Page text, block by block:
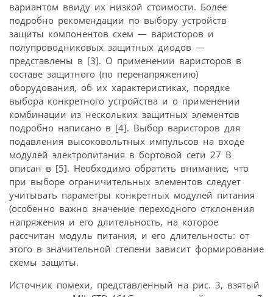
вариантом ввиду их низкой стоимости. Более
подробно рекомендации по выбору устройств
защиты компонентов схем — варисторов и
полупроводниковых защитных диодов —
представлены в [3]. О применении варисторов в
составе защитного (по перенапряжению)
оборудования, об их характеристиках, порядке
выбора конкретного устройства и о применении
комбинации из нескольких защитных элементов
подробно написано в [4]. Выбор варисторов для
подавления высоковольтных импульсов на входе
модулей электропитания в бортовой сети 27 В
описан в [5]. Необходимо обратить внимание, что
при выборе ограничительных элементов следует
учитывать параметры конкретных модулей питания
(особенно важно значение переходного отклонения
напряжения и его длительность, на которое
рассчитан модуль питания, и его длительность: от
этого в значительной степени зависит формирование
схемы защиты.
Источник помехи, представленный на рис. 3, взятый